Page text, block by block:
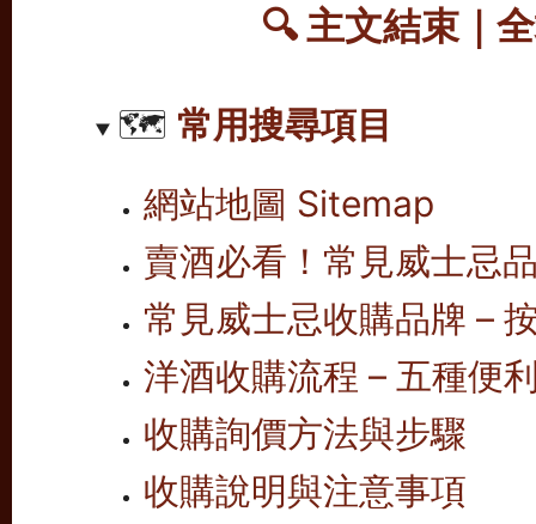
🔍主文結束｜
🗺️ 常用搜尋項目
網站地圖 Sitemap
賣酒必看！常見威士忌
常見威士忌收購品牌 –
洋酒收購流程 – 五種便
收購詢價方法與步驟
收購說明與注意事項